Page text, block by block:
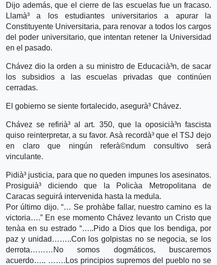
Dijo además, que el cierre de las escuelas fue un fracaso.
Llamà³ a los estudiantes universitarios a apurar la
Constituyente Universitaria, para renovar a todos los cargos
del poder universitario, que intentan retener la Universidad
en el pasado.
Chávez dio la orden a su ministro de Educacià³n, de sacar
los subsidios a las escuelas privadas que continúen
cerradas.
El gobierno se siente fortalecido, asegurà³ Chávez.
Chávez se refirià³ al art. 350, que la oposicià³n fascista
quiso reinterpretar, a su favor. Asà­ recordà³ que el TSJ dejo
en claro que ningún referà©ndum consultivo será
vinculante.
Pidià³ justicia, para que no queden impunes los asesinatos.
Prosiguià³ diciendo que la Policà­a Metropolitana de
Caracas seguirá intervenida hasta la medula.
Por último dijo. “… Se prohà­be fallar, nuestro camino es la
victoria….” En ese momento Chávez levanto un Cristo que
tenà­a en su estrado “…..Pido a Dios que los bendiga, por
paz y unidad……..Con los golpistas no se negocia, se los
derrota………No somos dogmáticos, buscaremos
acuerdo….. …….Los principios supremos del pueblo no se